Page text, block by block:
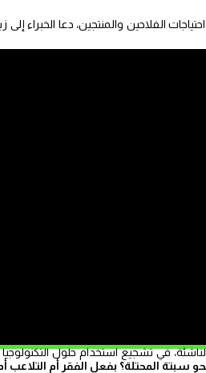
المحتلة؟ بفعل الفقر أم التلاعب
الفلاحين والمنتجين، دعا الخبراء إلى
الغذائي العالمي، دعا المتدخلون إلى
التي تزخر بتنوع فلاحي كبير،
تسليط الضوء على الشركات الناشئة
مما يوضح قدرة الابتكار في تعزيز
في البحث والتنمية الفلاحية، ودعم
في تشجيع استخدام حلول التكنولوجيا